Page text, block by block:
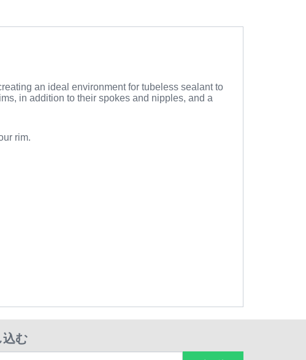
an ideal environment for tubeless sealant to
in addition to their spokes and nipples, and a
rim.
込む